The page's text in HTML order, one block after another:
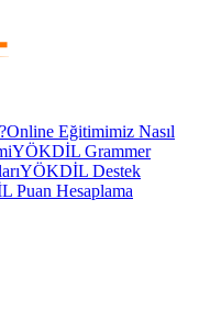
Online Eğitimimiz Nasıl
YÖKDİL Grammer
YÖKDİL Destek
Hesaplama